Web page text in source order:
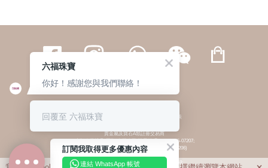
繁體 | 簡体
© 六福集團 版權所有 不得轉載 私隱政策
貴金屬及寶石A類註冊交易商
(六福企業禮品(國際)有限公司-註冊號碼:A-B-24-05-07207;
六福電子商貿有限公司-註冊號碼:A-B-24-05-07206)
貴金屬及寶石B類註冊交易商
(六福集團有限公司-註冊號碼:B-B-24-05-07258;
訂閱我取得更多優惠內容
連結 WhatsApp 帳號
六福珠寶
你好！感謝您與我們聯絡！
回覆至 六福珠寶